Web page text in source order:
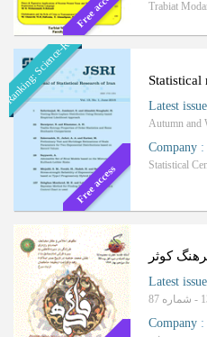
Trabiat
Ranking: Science-Research
Free access
Statistical
Latest issue
Autumn and
Company :
Statistical
کوثر
Latest issue
Company :